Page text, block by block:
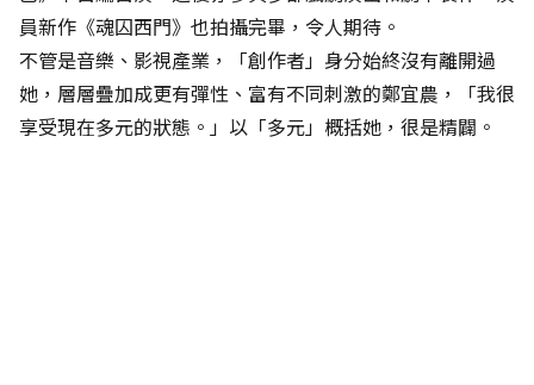
員新作《魂囚西門》也拍攝完畢，令人期待。
不管是音樂、影視產業，「創作者」身分始終沒有離開過
她，層層疊加成更有彈性、富有不同刺激的鄭宜農，「我很
享受現在多元的狀態。」以「多元」概括她，很是精闢。